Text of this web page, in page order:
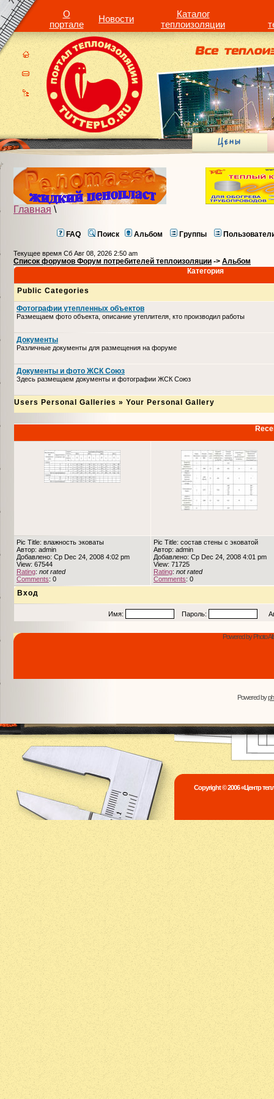
О
портале
Новости
Каталог
теплоизоляции
Главная \
FAQ Поиск Альбом Группы
Текущее время Сб Авг 08, 2026 2:50 am
Список форумов Форум потребителей теплоизоляции -> Альбом
Категория
Public Categories
Фотографии утепленных объектов
Размещаем фото объекта, описание утеплителя, кто производил работы
Документы
Различные документы для размещения на форуме
Документы и фото ЖСК Союз
Здесь размещаем документы и фотографии ЖСК Союз
Users Personal Galleries » Your Personal Gallery
Pic Title: влажность эковаты
Автор: admin
Добавлено: Ср Dec 24, 2008 4:02 pm
View: 67544
Rating: not rated
Comments: 0
Pic Title: состав стены с эковатой
Автор: admin
Добавлено: Ср Dec 24, 2008 4:01 pm
View: 71725
Rating: not rated
Comments: 0
Вход
Имя: Пароль:
Powered by Photo
Powered by
Copyright © 2006 «Центр